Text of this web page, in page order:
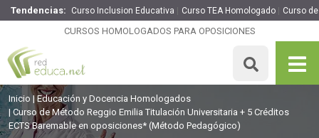
Tendencias: Curso Inclusion Educativa Curso TEA Homologado Curso
CURSOS HOMOLOGADOS PARA OPOSICIONES
Curso de Método Reggio Emilia Titulación Universitaria + 5
Créditos ECTS Baremable en oposiciones*
125 H
MATRICULARME
Inicio
Educación y Docencia Homologados
Curso de Método Reggio Emilia Titulación Universitaria + 5 Créditos
ECTS Baremable en oposiciones* (Método Pedagógico)